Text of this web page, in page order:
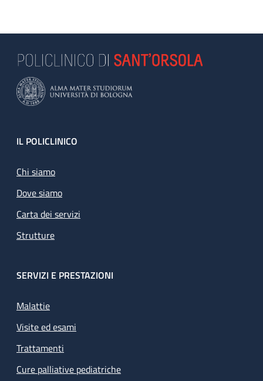
Footer
IL POLICLINICO
Chi siamo
Dove siamo
Carta dei servizi
Strutture
SERVIZI E PRESTAZIONI
Malattie
Visite ed esami
Trattamenti
Cure palliative pediatriche